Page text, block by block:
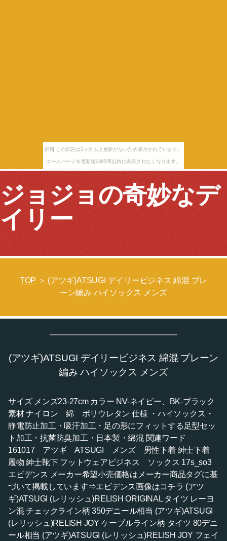
[PR] この広告は3ヶ月以上更新がないため表示されています。
ホームページを更新後24時間以内に表示されなくなります。
ジョジョの奇妙なデ
イリー
TOP ＞ (アツギ)ATSUGI デイリービジネス 綿混 プレ
ーン編み ハイソックス メンズ
(アツギ)ATSUGI デイリービジネス 綿混 プレーン
編み ハイソックス メンズ
サイズ メンズ23-27cm カラー NV-ネイビー、BK-ブラック
素材 ナイロン 綿 ポリウレタン 仕様 ・ハイソックス・
静電防止加工・吸汗加工・足の形にフィットする足型セッ
ト加工・抗菌防臭加工・日本製・綿混 関連ワード
161017 アツギ ATSUGI メンズ 男性下着 紳士下着
履物 紳士靴下 フットウェアビジネス ソックス 17s_so3
エビデンス メーカー希望小売価格はメーカー商品タグに基
づいて掲載しています⇒エビデンス画像はコチラ (アツ
ギ)ATSUGI (レリッシュ)RELISH ORIGINAL タイツ レーヨ
ン混 チェックライン柄 350デニール相当 (アツギ)ATSUGI
(レリッシュ)RELISH JOY ケーブルライン柄 タイツ 80デニ
ール相当 (アツギ)ATSUGI (レリッシュ)RELISH JOY フェイ